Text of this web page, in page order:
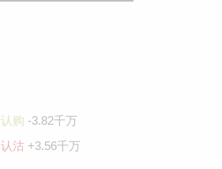
认购 -3.82千万
认沽 +3.56千万